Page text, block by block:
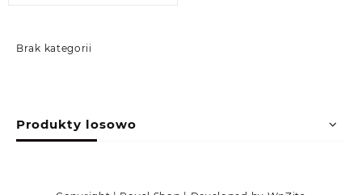
Brak kategorii
Produkty losowo